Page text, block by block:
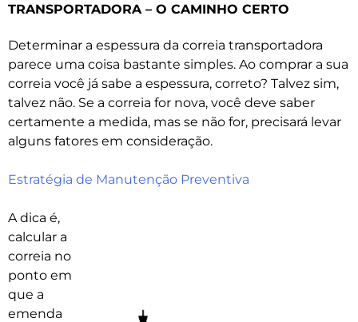
TRANSPORTADORA – O CAMINHO CERTO
Determinar a espessura da correia transportadora
parece uma coisa bastante simples. Ao comprar a sua
correia você já sabe a espessura, correto? Talvez sim,
talvez não. Se a correia for nova, você deve saber
certamente a medida, mas se não for, precisará levar
alguns fatores em consideração.
Estratégia de Manutenção Preventiva
A dica é,
calcular a
correia no
ponto em
que a
emenda